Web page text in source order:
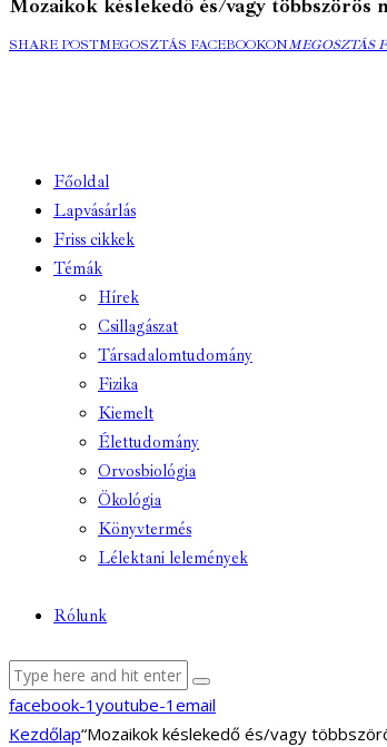
Mozaikok késlekedő és/vagy
SHARE POSTMEGOSZTÁS FACEBOOKONMEGOSZTÁS
Főoldal
Lapvásárlás
Friss cikkek
Témák
Hírek
Csillagászat
Társadalomtudomány
Fizika
Kiemelt
Élettudomány
Orvosbiológia
Ökológia
Könyvtermés
Lélektani lelemények
Rólunk
facebook-1 youtube-1 email
Kezdőlap“Mozaikok késlekedő és/vagy